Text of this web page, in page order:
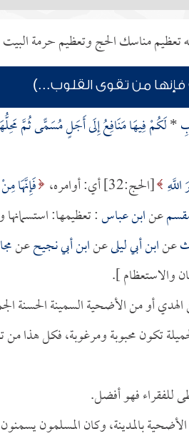
تعظيم مناسك الحج وتعظيم حرمة البيت
من تقوى القلوب...)
*لَكُمْ فِيهَا مَنَافِعُ إِلَى أَجَلٍ مُسَمًّى ثُمَّ
[الحج:32] أي: أوامره،
فَإِنَّهَا
عنابن عباس: تعظيمها:
عنابن أبي ليلىعنابن أبي نجيحعن
أو من الأضحية السمينة الحسنة
تكون محبوبة ومرغوبة، فكل هذا من
للفقراء فهو أفضل.
بالمدينة، وكان المسلمون